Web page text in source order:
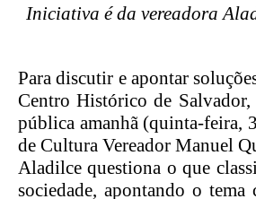
Iniciativa é da vereadora
Para discutir e apontar
Centro Histórico de
pública amanhã (quinta-feira,
de Cultura Vereador Manuel
Aladilce questiona o que
sociedade, apontando o